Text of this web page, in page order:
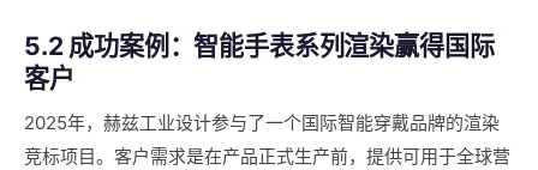
5.2 成功案例：智能手表系列渲染赢得国际
客户
2025年，赫兹工业设计参与了一个国际智能穿戴品牌的渲染
竞标项目。客户需求是在产品正式生产前，提供可用于全球营